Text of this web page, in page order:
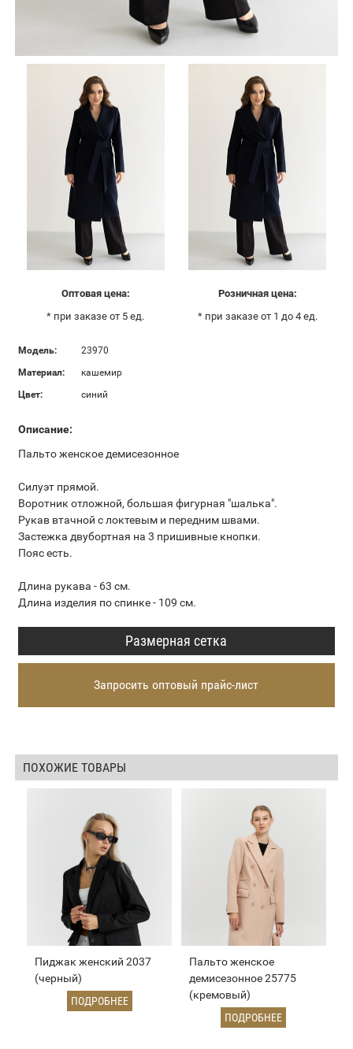
Оптовая цена:
* при заказе от 5 ед.
Розничная цена:
* при заказе от 1 до 4 ед.
Модель:
23970
Материал:
кашемир
Цвет:
синий
Описание:
Пальто женское демисезонное
Силуэт прямой.
Воротник отложной, большая фигурная "шалька".
Рукав втачной с локтевым и передним швами.
Застежка двубортная на 3 пришивные кнопки.
Пояс есть.
Длина рукава - 63 см.
Длина изделия по спинке - 109 см.
Размерная сетка
Запросить оптовый прайс-лист
ПОХОЖИЕ ТОВАРЫ
Пиджак женский 2037
(черный)
ПОДРОБНЕЕ
Пальто женское
демисезонное 25775
(кремовый)
ПОДРОБНЕЕ